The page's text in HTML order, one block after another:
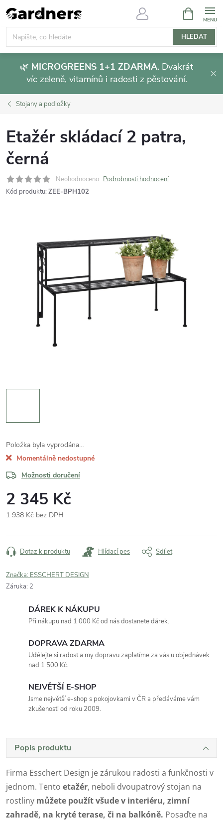
Přejít
na
obsah
HLEDAT
NÁKUPNÍ
KOŠÍK
🌿 MICROGREENS 1+1 ZDARMA. Dvakrát
víc zeleně, vitamínů i radosti z pěstování.
Stojany a podložky
Etažér skládací 2 patra,
černá
Neohodnoceno Podrobnosti hodnocení
Kód produktu: ZEE-BPH102
Položka byla vyprodána…
Momentálně nedostupné
Možnosti doručení
2 345 Kč
1 938 Kč bez DPH
cena:
Dotaz k produktu Hlídací pes Sdílet
Značka: ESSCHERT DESIGN
Záruka: 2
DÁREK K NÁKUPU
Při nákupu nad 1 000 Kč od nás dostanete dárek.
DOPRAVA ZDARMA
Udělejte si radost a my dopravu zaplatíme za vás u objednávek
nad 1 500 Kč.
NEJVĚTŠÍ E-SHOP
Jsme největší e-shop s pokojovkami v ČR a předáváme vám
zkušenosti od roku 2009.
Popis produktu
Firma Esschert Design je zárukou radosti a funkčnosti v
jednom. Tento etažér, neboli dvoupatrový stojan na
rostliny můžete použít všude v interiéru, zimní
zahradě, na kryté terase, či na balkóně. Posaďte na